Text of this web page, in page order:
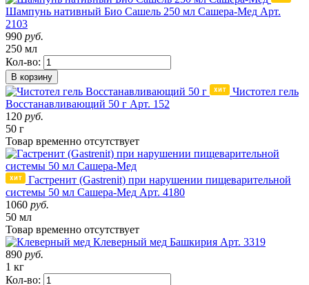
Шампунь нативный Био Сашель 250 мл Сашера-Мед Арт.
2103
990 руб.
250 мл
Кол-во:
В корзину
Чистотел гель
Восстанавливающий 50 г Арт. 152
120 руб.
50 г
Товар временно отсутствует
Гастренит (Gastrenit) при нарушении пищеварительной
системы 50 мл Сашера-Мед Арт. 4180
1060 руб.
50 мл
Товар временно отсутствует
Клеверный мед Башкирия Арт. 3319
890 руб.
1 кг
Кол-во: